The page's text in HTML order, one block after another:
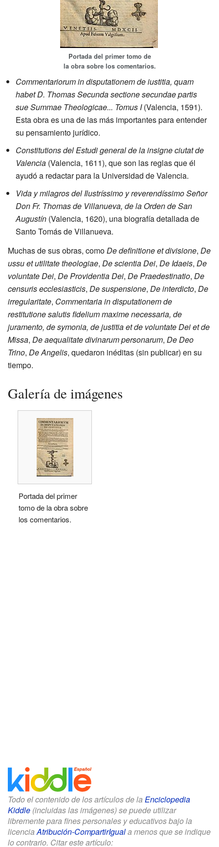
Portada del primer tomo de
la obra sobre los comentarios.
Commentariorum in disputationem de iustitia, quam
habet D. Thomas Secunda sectione secundae partis
sue Summae Theologicae... Tomus I(Valencia, 1591).
Esta obra es una de las más importantes para entender
su pensamiento jurídico.
Constitutions del Estudi general de la insigne ciutat de
Valencia (Valencia, 1611), que son las reglas que él
ayudó a redactar para la Universidad de Valencia.
Vida y milagros del Ilustríssimo y reverendíssimo Señor
Don Fr. Thomas de Villanueva, de la Orden de San
Augustín (Valencia, 1620), una biografía detallada de
Santo Tomás de Villanueva.
Muchas de sus obras, comoDe definitione et divisione, De
ussu et utilitate theologiae, De scientia Dei, De Idaeis, De
voluntate Dei, De Providentia Dei, De Praedestinatio, De
censuris ecclesiasticis, De suspensione, De interdicto, De
irregularitate, Commentaria in disputationem de
restitutione salutis fidelium maxime necessaria, de
juramento, de symonia, de justitia et de voluntate Dei et de
Missa, De aequalitate divinarum personarum, De Deo
Trino, De Angelis, quedaron inéditas (sin publicar) en su
tiempo.
Galería de imágenes
Portada del primer
tomo de la obra sobre
los comentarios.
Todo el contenido de los artículos de la Enciclopedia
Kiddle (incluidas las imágenes) se puede utilizar
libremente para fines personales y educativos bajo la
licenciaAtribución-CompartirIguala menos que se indique
lo contrario. Citar este artículo: